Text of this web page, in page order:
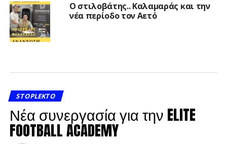
Ο στιλοβάτης.. Καλαμαράς και την
νέα περίοδο τον Αετό
STOPLEKTO
Νέα συνεργασία για την ELITE
FOOTBALL ACADEMY